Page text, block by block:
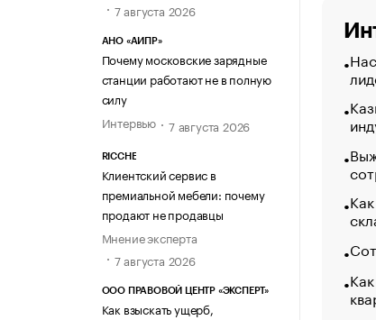
7 августа 2026
АНО «АИПР»
Почему московские зарядные
станции работают не в полную
силу
Интервью
7 августа 2026
RICCHE
Клиентский сервис в
премиальной мебели: почему
продают не продавцы
Мнение эксперта
7 августа 2026
ООО ПРАВОВОЙ ЦЕНТР «ЭКСПЕРТ»
Как взыскать ущерб,